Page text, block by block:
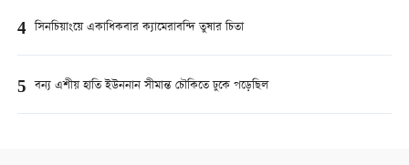
4 সিনচিয়াংয়ে একাধিকবার ক্যামেরাবন্দি তুষার চিতা
5 বন্য এশীয় হাতি ইউননান সীমান্ত চৌকিতে ঢুকে পড়েছিল